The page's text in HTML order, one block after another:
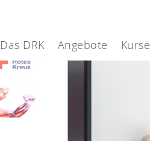
Das DRK Angebote Kurse